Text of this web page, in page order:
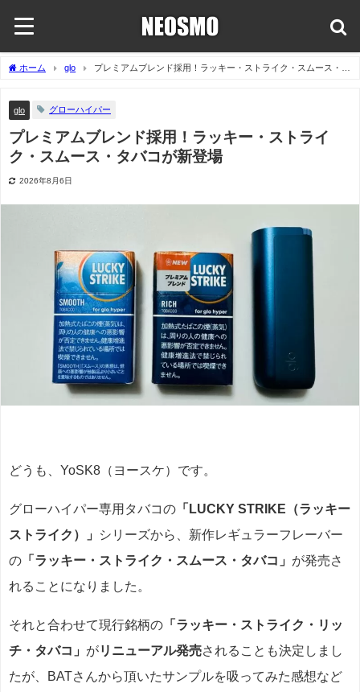
ホーム glo
プレミアムブレンド採用！ラッキー・ストライク・スムース・タ
glo グローハイパー
プレミアムブレンド採用！ラッキー・ストライ
ク・スムース・タバコが新登場
2026年8月6日
どうも、YoSK8（ヨースケ）です。
グローハイパー専用タバコの 「LUCKY STRIKE（ラッキー
ストライク）」
シリーズから、新作レギュラーフレーバー
の 「ラッキー・ストライク・スムース・タバコ」 が発売さ
れることになりました。
それと合わせて現行銘柄の 「ラッキー・ストライク・リッ
チ・タバコ」 がリニューアル発売されることも決定しまし
たが、BATさんから頂いたサンプルを吸ってみた感想など